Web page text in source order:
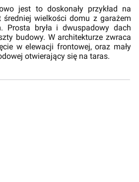
jest to doskonały przykład na
średniej wielkości domu z garażem
Prosta bryła i dwuspadowy dach
budowy. W architekturze zwraca
w elewacji frontowej, oraz mały
otwierający się na taras.